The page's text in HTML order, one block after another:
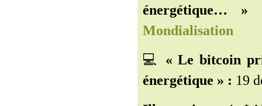
énergétique… »
Mondialisation
💻 « Le bitcoin
énergétique » : 19